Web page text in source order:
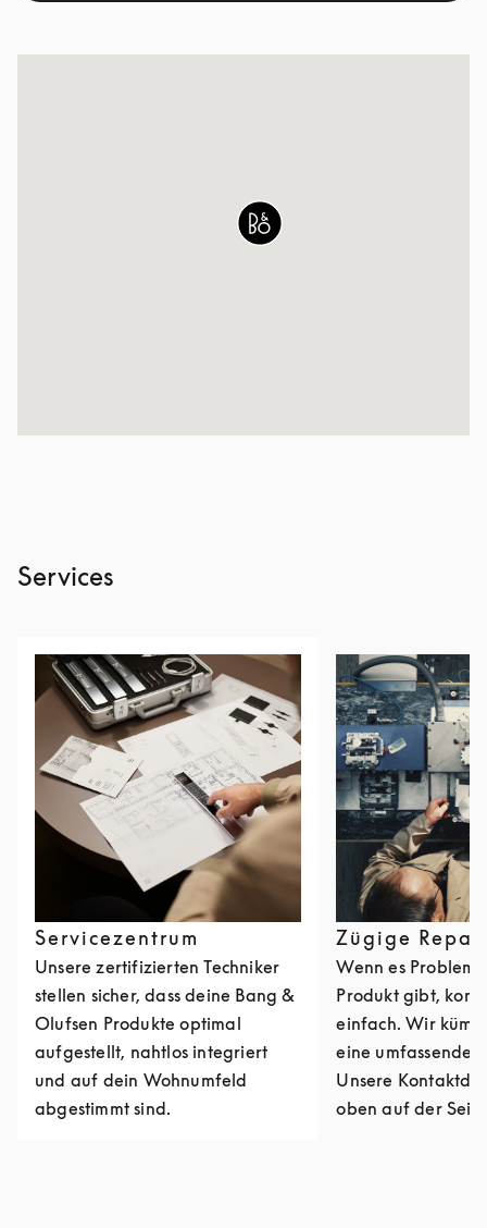
Services
Servicezentrum
Unsere zertifizierten Techniker
stellen sicher, dass deine Bang &
Olufsen Produkte optimal
aufgestellt, nahtlos integriert
und auf dein Wohnumfeld
abgestimmt sind.
Zügige
Wenn es
Produkt gibt,
einfach. Wir
eine umfassende
Unsere
oben auf der